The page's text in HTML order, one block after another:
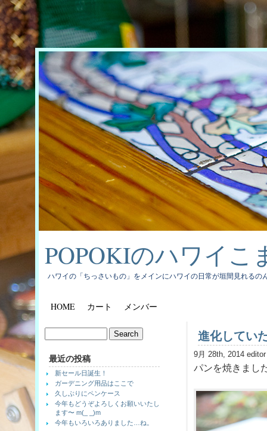
POPOKIのハワイこ
ハワイの「ちっさいもの」をメインにハワイの日常が垣間見れるの
HOME カート メンバー
進化してい
9月 28th, 2014 editor
パンを焼きまし
最近の投稿
新セール日誕生！
ガーデニング用品はここで
久しぶりにペンケース
今年もどうぞよろしくお願いいたし
ます〜 m(_ _)m
今年もいろいろありました…ね。